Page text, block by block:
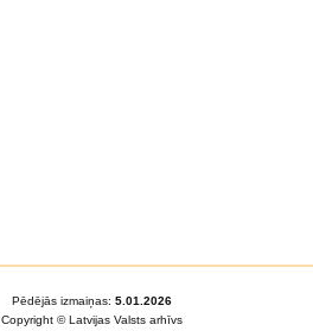
Pēdējās izmaiņas: 5.01.2026
Copyright © Latvijas Valsts arhīvs